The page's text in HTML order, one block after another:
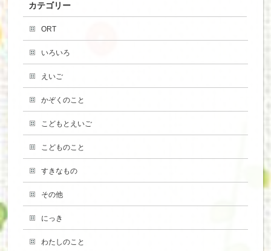
カテゴリー
ORT
いろいろ
えいご
かぞくのこと
こどもとえいご
こどものこと
すきなもの
その他
にっき
わたしのこと